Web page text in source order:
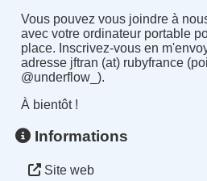
Vous pouvez vous joindre à
avec votre ordinateur portable
place. Inscrivez-vous en
adresse jftran (at) rubyfrance
@underflow_).
À bientôt !
Informations
Site web